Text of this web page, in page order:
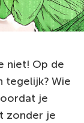
niet! Op de
tegelijk? Wie
je
zonder je